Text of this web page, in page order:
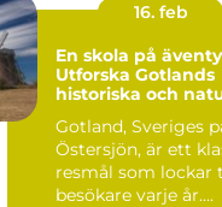
16. feb
En skola på
Utforska Gotlands
historiska och
Gotland, Sveriges
Östersjön, är ett
resmål som lockar
besökare varje år....